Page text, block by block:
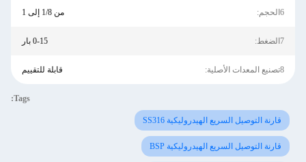
6الحجم: من 1/8 إلى 1
7الضغط: 0-15 بار
8تصنيع المعدات الأصلية: قابلة للتقييم
Tags:
قارنة التوصيل السريع الهيدروليكية SS316
قارنة التوصيل السريع الهيدروليكية BSP